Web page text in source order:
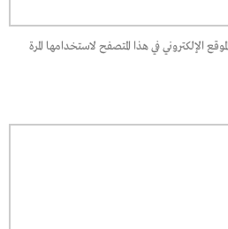
الإلكتروني في هذا المتصفح لاستخدامها المرة